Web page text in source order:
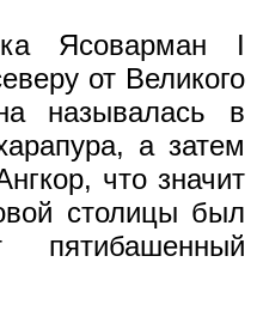
Ясоварман I
от Великого
называлась в
а затем
что значит
столицы был
пятибашенный